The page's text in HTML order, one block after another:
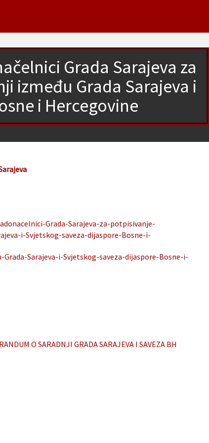
Grada Sarajeva za
između Grada Sarajeva i
i Hercegovine
Grada-Sarajeva-za-potpisivanje-
i-Svjetskog-saveza-dijaspore-Bosne-i-
Sarajeva-i-Svjetskog-saveza-dijaspore-Bosne-i-
O SARADNJI GRADA SARAJEVA I SAVEZA BH